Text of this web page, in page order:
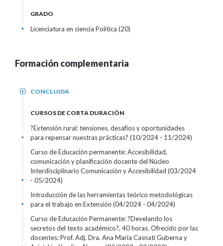
GRADO
Licenciatura en ciencia Política (20)
+
Formación complementaria
CONCLUIDA
+
CURSOS DE CORTA DURACIÓN
?Extensión rural: tensiones, desafíos y oportunidades
para repensar nuestras prácticas? (10/2024 - 11/2024)
+
Curso de Educación permanente: Accesibilidad,
comunicación y planificación docente del Núcleo
Interdisciplinario Comunicación y Accesibilidad (03/2024
- 05/2024)
+
Introducción de las herramientas teórico metodológicas
para el trabajo en Extensión (04/2024 - 04/2024)
+
Curso de Educación Permanente: ?Develando los
secretos del texto académico?, 40 horas. Ofrecido por las
docentes: Prof. Adj. Dra. Ana María Casnati Guberna y